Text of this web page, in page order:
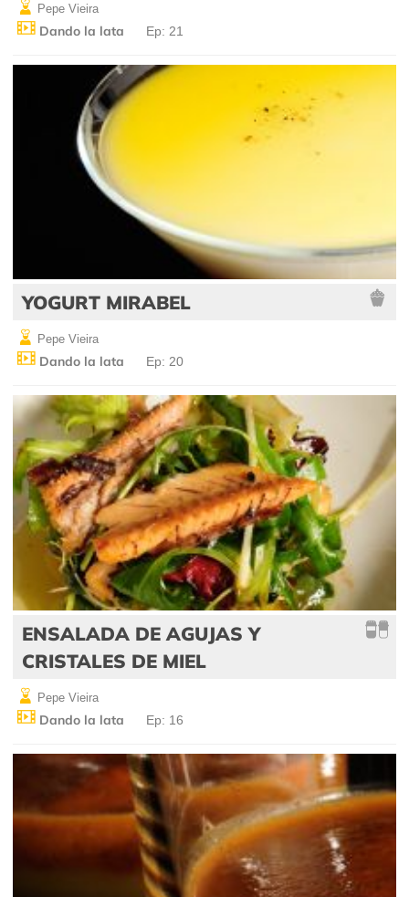
Pepe Vieira
Dando la lata Ep: 21
YOGURT MIRABEL
Pepe Vieira
Dando la lata Ep: 20
ENSALADA DE AGUJAS Y
CRISTALES DE MIEL
Pepe Vieira
Dando la lata Ep: 16